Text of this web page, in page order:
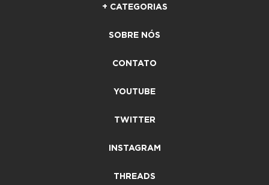
+ CATEGORIAS
SOBRE NÓS
CONTATO
YOUTUBE
TWITTER
INSTAGRAM
THREADS